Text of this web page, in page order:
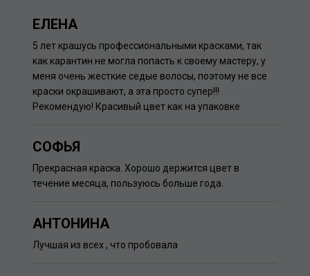
ЕЛЕНА
5 лет крашусь профессиональными красками, так
как карантин не могла попасть к своему мастеру, у
меня очень жесткие седые волосы, поэтому не все
краски окрашивают, а эта просто супер!!!
Рекомендую! Красивый цвет как на упаковке
СОФЬЯ
Прекрасная краска. Хорошо держится цвет в
течение месяца, пользуюсь больше года.
АНТОНИНА
Лучшая из всех , что пробовала